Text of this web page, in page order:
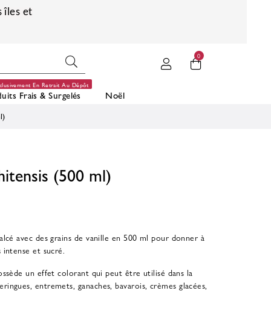
îles et
0
Frais & Surgelés
En Retrait Au Dépôt
Noël
(500 ml)
avec des grains de vanille en 500 ml pour donner à
et sucré.
un effet colorant qui peut être utilisé dans la
entremets, ganaches, bavarois, crèmes glacées,